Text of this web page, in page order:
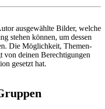
ausgewählte Bilder, welche
stehen können, um dessen
Die Möglichkeit, Themen-
von deinen Berechtigungen
gesetzt hat.